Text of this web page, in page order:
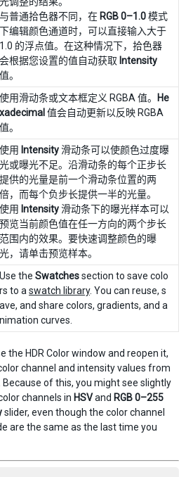
与普通拾色器不同，在 RGB 0–1.0模式
下编辑颜色通道时，可以直接输入大于
1.0 的浮点值。在这种情况下，拾色器
会根据您设置的值自动获取 Intensity
值。
使用滑动条或文本框定义 RGBA 值。
He
xadecimal 值会自动更新以反映 RGBA
值。
使用 Intensity滑动条可以使颜色过度曝
光或曝光不足。沿滑动条的每个正步长
提供的光量是前一个滑动条位置的两
倍，而每个负步长提供一半的光量。
使用 Intensity滑动条下的曝光样本可以
预览当前颜色值在任一方向的两个步长
范围内的效果。要快速调整颜色的曝
光，请单击预览样本。
Use the Swatchessection to save colo
rs to a swatch library. You can reuse, s
ave, and share colors, gradients, and a
nimation curves.
the HDR Color window and reopen it,
channel and intensity values from
of this, you might see slightly
channels in HSVand RGB 0–255
slider, even though the color channel
are the same as the last time you